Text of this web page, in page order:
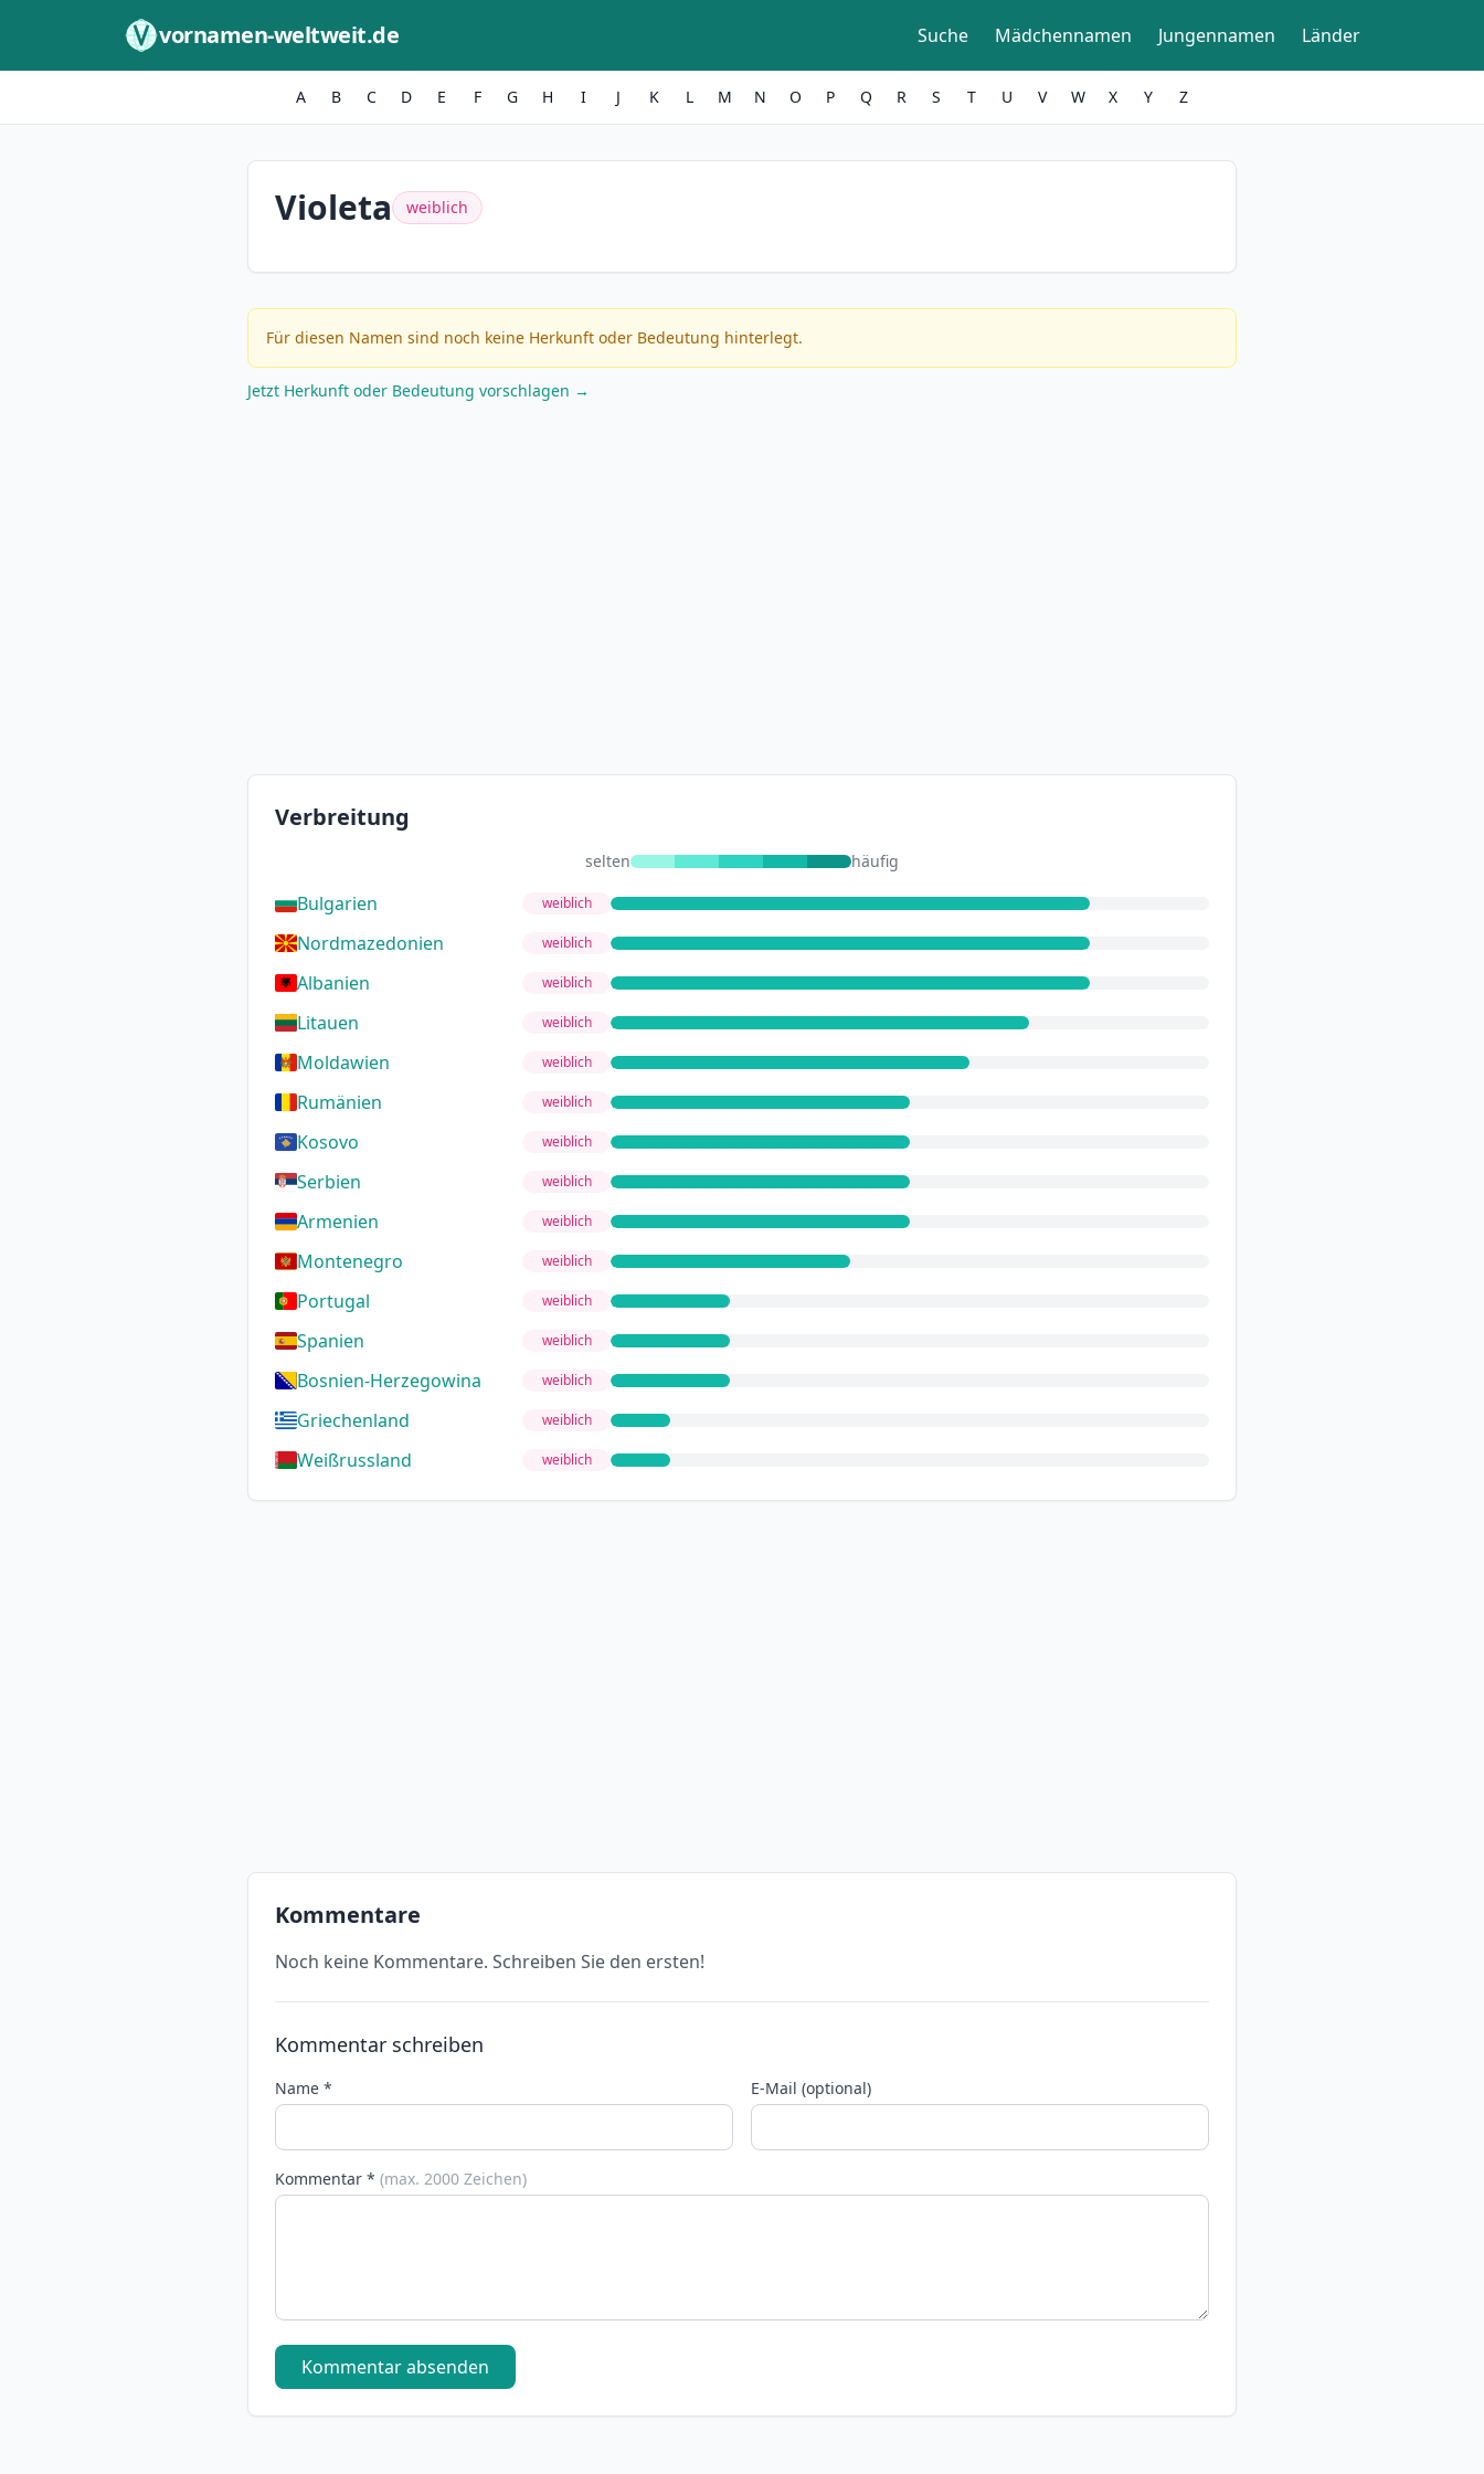
vornamen-weltweit.de Suche Mädchennamen Jungennamen Länder
A B C D E F G H I J K L M N O P Q R S T U V W X Y Z
Violeta weiblich
Für diesen Namen sind noch keine Herkunft oder Bedeutung hinterlegt.
Jetzt Herkunft oder Bedeutung vorschlagen →
Verbreitung
selten häufig
Bulgarien weiblich
Nordmazedonien weiblich
Albanien weiblich
Litauen weiblich
Moldawien weiblich
Rumänien weiblich
Kosovo weiblich
Serbien weiblich
Armenien weiblich
Montenegro weiblich
Portugal weiblich
Spanien weiblich
Bosnien-Herzegowina weiblich
Griechenland weiblich
Weißrussland weiblich
Kommentare
Noch keine Kommentare. Schreiben Sie den ersten!
Kommentar schreiben
Name * E-Mail (optional)
Kommentar * (max. 2000 Zeichen)
Kommentar absenden